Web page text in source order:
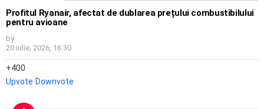
Profitul Ryanair, afectat de dublarea prețului combustibilului
pentru avioane
by
20 iulie, 2026, 16:30
400
Upvote Downvote